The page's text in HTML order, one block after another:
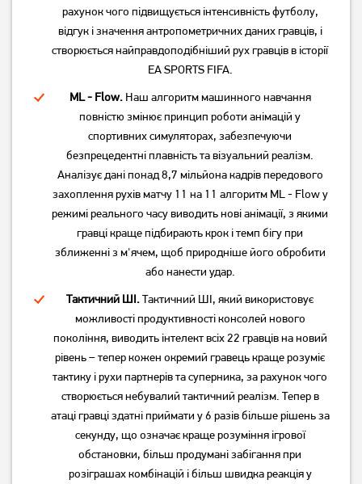
рахунок чого підвищується інтенсивність футболу,
відгук і значення антропометричних даних гравців, і
створюється найправдоподібніший рух гравців в історії
EA SPORTS FIFA.
ML - Flow.Наш алгоритм машинного навчання
повністю змінює принцип роботи анімацій у
спортивних симуляторах, забезпечуючи
безпрецедентні плавність та візуальний реалізм.
Аналізує дані понад 8,7 мільйона кадрів передового
захоплення рухів матчу 11 на 11 алгоритм ML - Flow у
режимі реального часу виводить нові анімації, з якими
гравці краще підбирають крок і темп бігу при
зближенні з м'ячем, щоб природніше його обробити
або нанести удар.
Тактичний ШІ.Тактичний ШІ, який використовує
можливості продуктивності консолей нового
покоління, виводить інтелект всіх 22 гравців на новий
рівень – тепер кожен окремий гравець краще розуміє
тактику і рухи партнерів та суперника, за рахунок чого
створюється небувалий тактичний реалізм. Тепер в
атаці гравці здатні приймати у 6 разів більше рішень за
секунду, що означає краще розуміння ігрової
обстановки, більш продумані забігання при
розіграшах комбінацій і більш швидка реакція у